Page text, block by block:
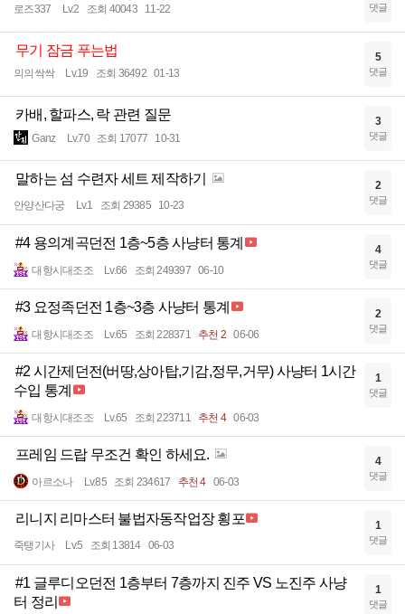
로즈337 Lv.2 조회 40043 11-22 댓글
무기 잠금 푸는법
의의싹싹 Lv.19 조회 36492 01-13
5
댓글
카배, 할파스, 락 관련 질문
Ganz Lv.70 조회 17077 10-31
3
댓글
말하는 섬 수련자 세트 제작하기
안양산다궁 Lv.1 조회 29385 10-23
2
댓글
#4 용의계곡던전 1층~5층 사냥터 통계
대항시대조조 Lv.66 조회 249397 06-10
4
댓글
#3 요정족던전 1층~3층 사냥터 통계
대항시대조조 Lv.65 조회 228371 추천 2 06-06
2
댓글
#2 시간제던전(버땅,상아탑,기감,정무,거무) 사냥터 1시간
수입 통계
대항시대조조 Lv.65 조회 223711 추천 4 06-03
1
댓글
프레임 드랍 무조건 확인 하세요.
아르소나 Lv.85 조회 234617 추천 4 06-03
4
댓글
리니지 리마스터 불법자동작업장 횡포
죽탱기사 Lv.5 조회 13814 06-03
1
댓글
#1 글루디오던전 1층부터 7층까지 진주 VS 노진주 사냥
터 정리
1
댓글